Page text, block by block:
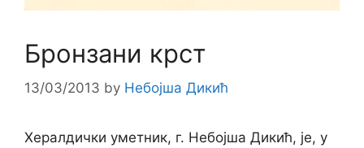
Бронзани крст
13/03/2013 by Небојша Дикић
Хералдички уметник, г. Небојша Дикић, је, у